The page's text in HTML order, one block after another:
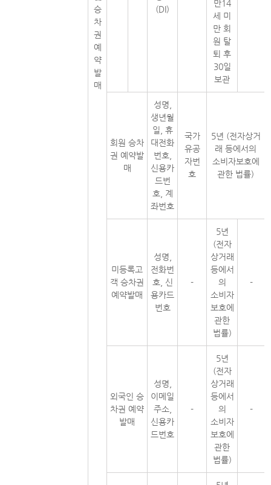
승
차
권
예
약
발
매
(DI)
만14
세 미
만 회
원 탈
퇴 후
30일
보관
회원 승차
권 예약발
매
성명,
생년월
일, 휴
대전화
번호,
신용카
드번
호, 계
좌번호
국가
유공
자번
호
5년 (전자상거
래 등에서의
소비자보호에
관한 법률)
미등록고
객 승차권
예약발매
성명,
전화번
호, 신
용카드
번호
-
5년
(전자
상거래
등에서
의
소비자
보호에
관한
법률)
-
외국인 승
차권 예약
발매
성명,
이메일
주소,
신용카
드번호
-
5년
(전자
상거래
등에서
의
소비자
보호에
관한
법률)
-